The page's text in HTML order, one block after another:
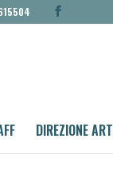
DIREZIONE